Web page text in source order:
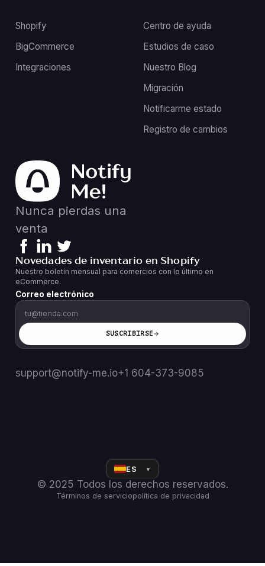
Centro de ayuda
Estudios de caso
Nuestro Blog
Migración
Notificarme estado
Registro de cambios
Shopify
BigCommerce
Integraciones
Nunca pierdas una
venta
Novedades de inventario en Shopify
Nuestro boletín mensual para comercios con lo último en
eCommerce.
Correo electrónico
SUSCRIBIRSE
support@notify-me.io+1 604-373-9085
ES ▼
© 2025 Todos los derechos reservados.
Términos de serviciopolítica de privacidad